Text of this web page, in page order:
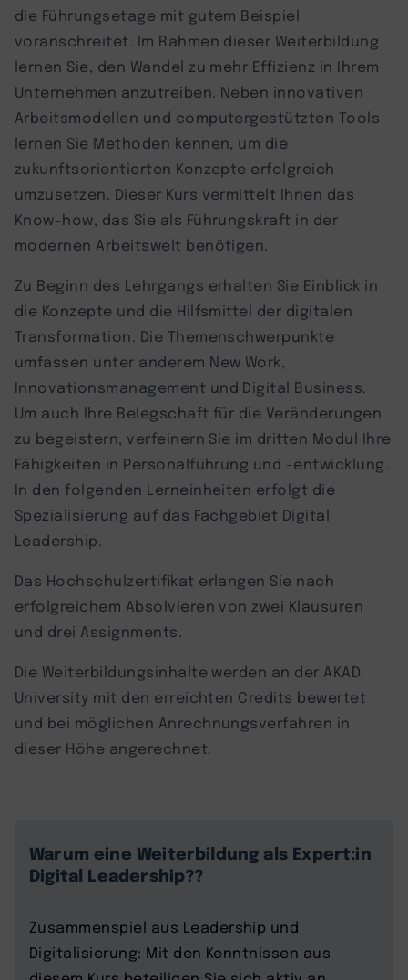
die Führungsetage mit gutem Beispiel
voranschreitet. Im Rahmen dieser Weiterbildung
lernen Sie, den Wandel zu mehr Effizienz in Ihrem
Unternehmen anzutreiben. Neben innovativen
Arbeitsmodellen und computergestützten Tools
lernen Sie Methoden kennen, um die
zukunftsorientierten Konzepte erfolgreich
umzusetzen. Dieser Kurs vermittelt Ihnen das
Know-how, das Sie als Führungskraft in der
modernen Arbeitswelt benötigen.
Zu Beginn des Lehrgangs erhalten Sie Einblick in
die Konzepte und die Hilfsmittel der digitalen
Transformation. Die Themenschwerpunkte
umfassen unter anderem New Work,
Innovationsmanagement und Digital Business.
Um auch Ihre Belegschaft für die Veränderungen
zu begeistern, verfeinern Sie im dritten Modul Ihre
Fähigkeiten in Personalführung und -entwicklung.
In den folgenden Lerneinheiten erfolgt die
Spezialisierung auf das Fachgebiet Digital
Leadership.
Das Hochschulzertifikat erlangen Sie nach
erfolgreichem Absolvieren von zwei Klausuren
und drei Assignments.
Die Weiterbildungsinhalte werden an der AKAD
University mit den erreichten Credits bewertet
und bei möglichen Anrechnungsverfahren in
dieser Höhe angerechnet.
Warum eine Weiterbildung als Expert:in
Digital Leadership??
Zusammenspiel aus Leadership und
Digitalisierung: Mit den Kenntnissen aus